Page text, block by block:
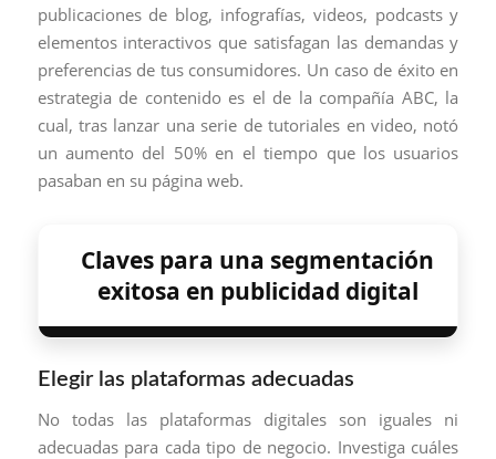
publicaciones de blog, infografías, videos, podcasts y
elementos interactivos que satisfagan las demandas y
preferencias de tus consumidores. Un caso de éxito en
estrategia de contenido es el de la compañía ABC, la
cual, tras lanzar una serie de tutoriales en video, notó
un aumento del 50% en el tiempo que los usuarios
pasaban en su página web.
Claves para una segmentación
exitosa en publicidad digital
Elegir las plataformas adecuadas
No todas las plataformas digitales son iguales ni
adecuadas para cada tipo de negocio. Investiga cuáles